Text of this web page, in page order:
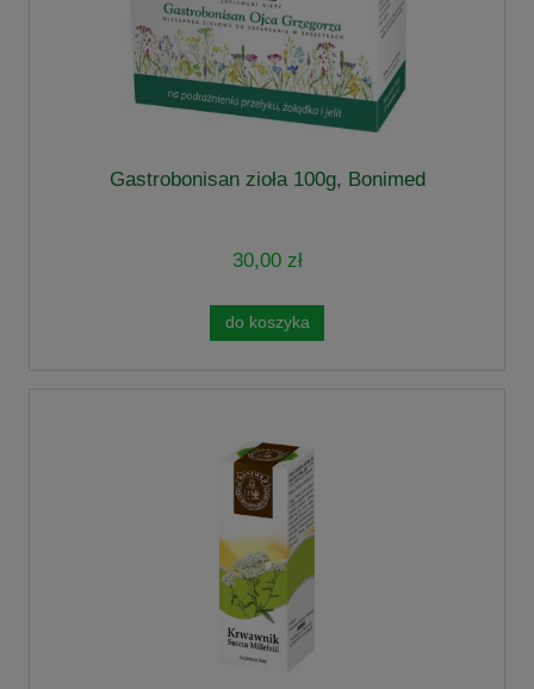
Gastrobonisan zioła 100g, Bonimed
30,00 zł
do koszyka